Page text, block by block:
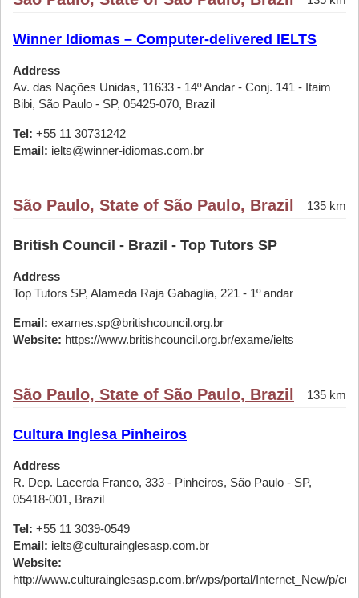
Winner Idiomas – Computer-delivered IELTS
Address
Av. das Nações Unidas, 11633 - 14º Andar - Conj. 141 - Itaim
Bibi, São Paulo - SP, 05425-070, Brazil
Tel: +55 11 30731242
Email: ielts@winner-idiomas.com.br
São Paulo, State of São Paulo, Brazil 135 km
British Council - Brazil - Top Tutors SP
Address
Top Tutors SP, Alameda Raja Gabaglia, 221 - 1º andar
Email: exames.sp@britishcouncil.org.br
Website: https://www.britishcouncil.org.br/exame/ielts
São Paulo, State of São Paulo, Brazil 135 km
Cultura Inglesa Pinheiros
Address
R. Dep. Lacerda Franco, 333 - Pinheiros, São Paulo - SP,
05418-001, Brazil
Tel: +55 11 3039-0549
Email: ielts@culturainglesasp.com.br
Website:
http://www.culturainglesasp.com.br/wps/portal/Internet_New/p/